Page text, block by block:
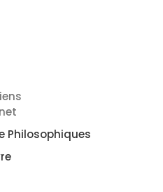
Philosophiques